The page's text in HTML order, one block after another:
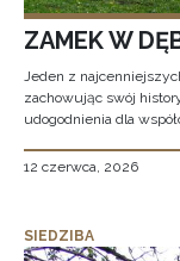
ZAMEK W
Jeden z
zachowując swój
udogodnienia dla
12 czerwca, 2026
SIEDZIBA